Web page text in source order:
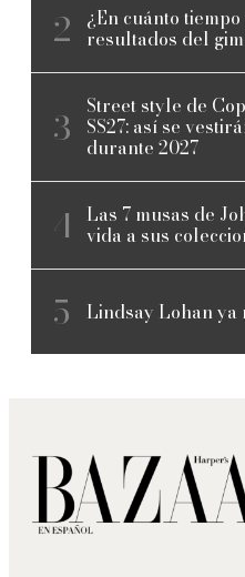
¿En cuánto
resultados del
Street style de
SS27: así se
durante 2027
Las 7 musas de
vida a sus
Lindsay Lohan ya